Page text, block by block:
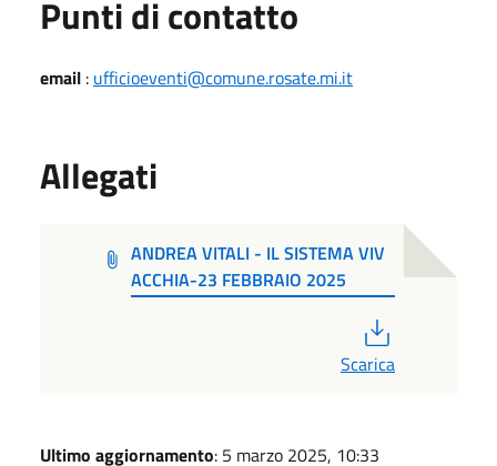
Punti di contatto
email : ufficioeventi@comune.rosate.mi.it
Allegati
ANDREA VITALI - IL SISTEMA VIV
ACCHIA-23 FEBBRAIO 2025
Scarica
Ultimo aggiornamento: 5 marzo 2025, 10:33